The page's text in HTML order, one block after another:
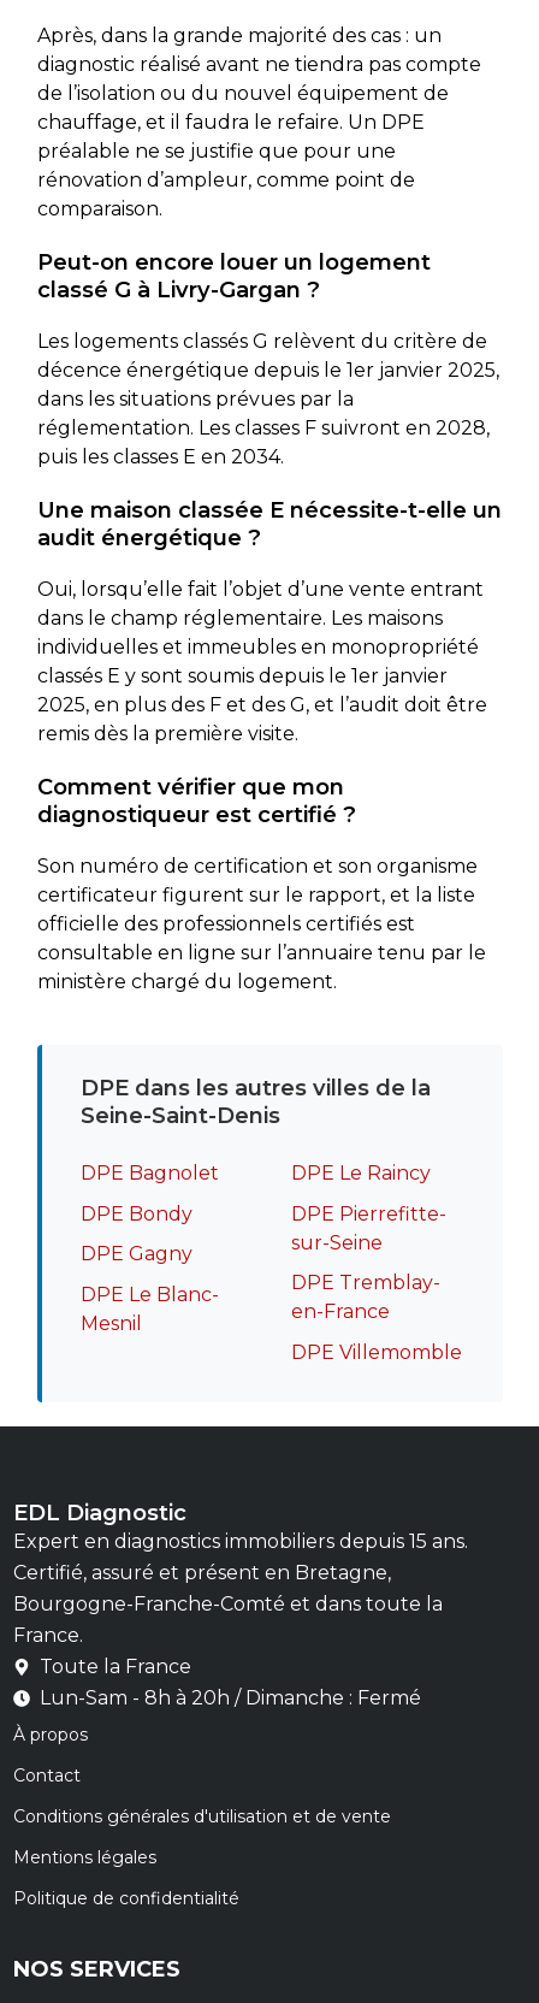
Après, dans la grande majorité des cas : un
diagnostic réalisé avant ne tiendra pas compte
de l’isolation ou du nouvel équipement de
chauffage, et il faudra le refaire. Un DPE
préalable ne se justifie que pour une
rénovation d’ampleur, comme point de
comparaison.
Peut-on encore louer un logement
classé G à Livry-Gargan ?
Les logements classés G relèvent du critère de
décence énergétique depuis le 1er janvier 2025,
dans les situations prévues par la
réglementation. Les classes F suivront en 2028,
puis les classes E en 2034.
Une maison classée E nécessite-t-elle un
audit énergétique ?
Oui, lorsqu’elle fait l’objet d’une vente entrant
dans le champ réglementaire. Les maisons
individuelles et immeubles en monopropriété
classés E y sont soumis depuis le 1er janvier
2025, en plus des F et des G, et l’audit doit être
remis dès la première visite.
Comment vérifier que mon
diagnostiqueur est certifié ?
Son numéro de certification et son organisme
certificateur figurent sur le rapport, et la liste
officielle des professionnels certifiés est
consultable en ligne sur l’annuaire tenu par le
ministère chargé du logement.
DPE dans les autres villes de la
Seine-Saint-Denis
DPE Bagnolet
DPE Bondy
DPE Gagny
DPE Le Blanc-
Mesnil
DPE Le Raincy
DPE Pierrefitte-
sur-Seine
DPE Tremblay-
en-France
DPE Villemomble
EDL Diagnostic
Expert en diagnostics immobiliers depuis 15 ans.
Certifié, assuré et présent en Bretagne,
Bourgogne-Franche-Comté et dans toute la
France.
Toute la France
Lun-Sam - 8h à 20h / Dimanche : Fermé
À propos
Contact
Conditions générales d'utilisation et de vente
Mentions légales
Politique de confidentialité
NOS SERVICES